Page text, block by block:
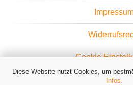
Diese Website nutzt Cookies, um
Infos.
Cookie